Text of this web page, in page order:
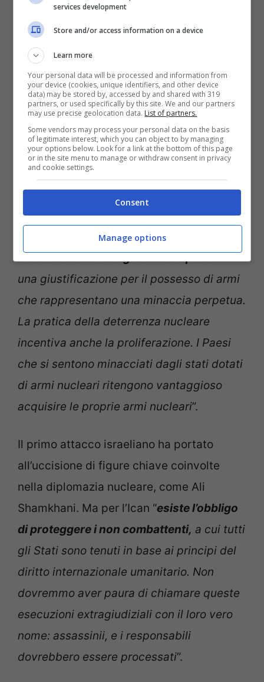
Snyder (Ican) in esclusiva per Notizie.com: “Il Tpan
dovrebbe essere parte del piano per risolvere il conflitto”
(ANSA FOTO) – Notizie.com
L’arsenale nucleare israeliano rende gli
israeliani, così come tutti gli altri nella
regione, meno sicuri. –ha continuato la
coordinatrice del programma Ican– Finché
Israele si rifiuta di riconoscere il proprio
arsenale nucleare e di negoziare il
disarmo, inciterà gli altri nella regione a
sviluppare le proprie armi.La deterrenza
una giustificazione per il possesso di armi
che rappresentano una minaccia perpetua.
La pratica della deterrenza nucleare
incentiva anche la proliferazione. I Paesi
che si sentono minacciati dagli stati dotati
di armi nucleari ritengono vantaggioso
acquisire le proprie armi nucleari”.
Il primo attacco israeliano ha portato
all’uccisione di figure chiave coinvolte
nella diplomazia nucleare, come Ali
Shamkhani. Ma per l’Ican “esiste l’obbligo
di proteggere i non combattenti, a cui tutti
gli Stati sono tenuti in base ai principi del
diritto internazionale umanitario. Non
dovremmo aver paura di chiamare queste
esecuzioni extragiudiziali con il loro vero
nome: assassinii, e i responsabili
dovrebbero essere processati”.
services development
Store and/or access information on a device
Learn more
Your personal data will be processed and information from
your device (cookies, unique identifiers, and other device
data) may be stored by, accessed by and shared with 319
partners, or used specifically by this site. We and our partners
may use precise geolocation data. List of partners.
Some vendors may process your personal data on the basis
of legitimate interest, which you can object to by managing
your options below. Look for a link at the bottom of this page
or in the site menu to manage or withdraw consent in privacy
and cookie settings.
Consent
Manage options